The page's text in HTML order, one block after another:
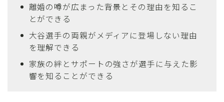
離婚の噂が広まった背景とその理由を知るこ
とができる
大谷選手の両親がメディアに登場しない理由
を理解できる
家族の絆とサポートの強さが選手に与えた影
響を知ることができる